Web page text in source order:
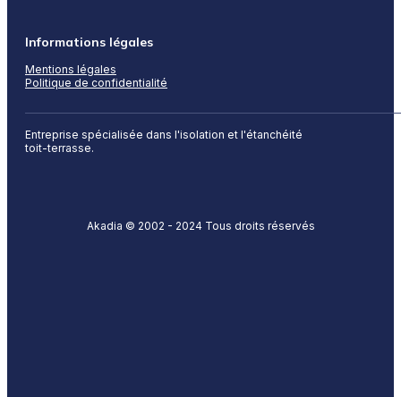
Entreprise spécialisée dans l'isolation et l'étanchéité
toit-terrasse.
Informations légales
Mentions légales
Politique de confidentialité
Akadia © 2002 - 2024 Tous droits réservés